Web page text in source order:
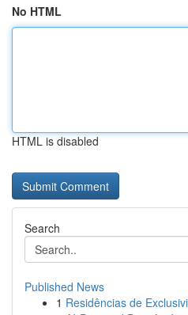
No HTML
HTML is disabled
Search
Published News
1 Residências de